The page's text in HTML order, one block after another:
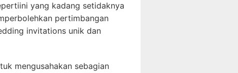
yang kadang setidaknya
pertimbangan
invitations unik dan
mengusahakan sebagian